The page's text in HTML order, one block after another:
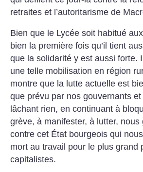
retraites et l’autoritarisme de
Bien que le Lycée soit habitué
bien la première fois qu’il tient
que la solidarité y est aussi forte.
une telle mobilisation en région
montre que la lutte actuelle est
que prévu par nos gouvernants et
lâchant rien, en continuant à
grève, à manifester, à lutter, nous
contre cet État bourgeois qui
mort au travail pour le plus grand
capitalistes.